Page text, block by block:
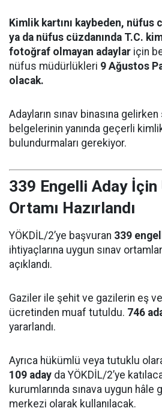
Kimlik kartını kaybeden, nüfus
ya da nüfus cüzdanında T.C.
fotoğraf olmayan adaylar için
nüfus müdürlükleri 9 Ağustos
olacak.
Adayların sınav binasına
belgelerinin yanında geçerli
bulundurmaları gerekiyor.
339 Engelli Aday İçin
Ortamı Hazırlandı
YÖKDİL/2’ye başvuran 339
ihtiyaçlarına uygun sınav
açıklandı.
Gaziler ile şehit ve gazilerin eş
ücretinden muaf tutuldu. 746
yararlandı.
Ayrıca hükümlü veya tutuklu
109 aday da YÖKDİL/2’ye
kurumlarında sınava uygun hâle
merkezi olarak kullanılacak.